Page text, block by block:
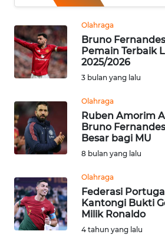
Olahraga
Bruno
Pemain Terbaik
2025/2026
3 bulan yang lalu
Olahraga
Ruben Amorim
Bruno
Besar bagi MU
8 bulan yang lalu
Olahraga
Federasi
Kantongi Bukti
Milik Ronaldo
4 tahun yang lalu
EKUIN
SAINS-TEKNO
INTERNASIONAL
PENDIDIKAN
OLAHRAGA